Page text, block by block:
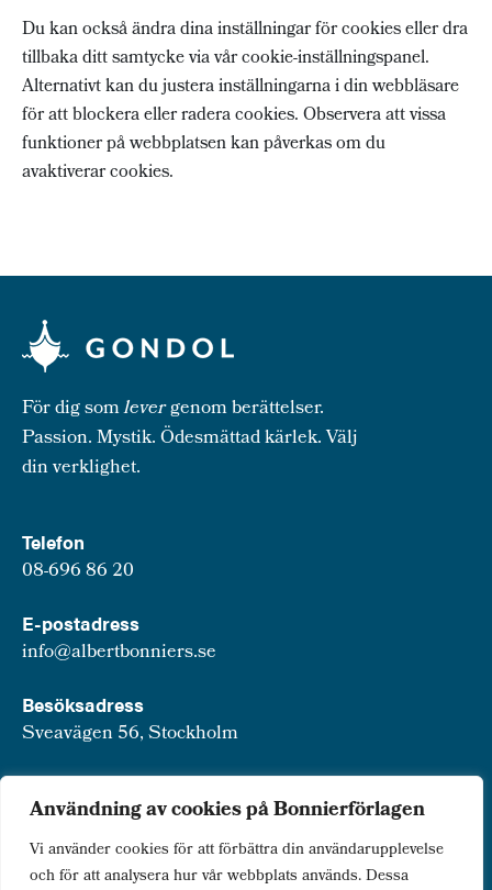
Användning av cookies på Bonnierförlagen
Vi använder cookies för att förbättra din användarupplevelse
och för att analysera hur vår webbplats används. Dessa
Du kan också ändra dina inställningar för cookies eller dra
tillbaka ditt samtycke via vår cookie-inställningspanel.
Alternativt kan du justera inställningarna i din webbläsare
för att blockera eller radera cookies. Observera att vissa
funktioner på webbplatsen kan påverkas om du
avaktiverar cookies.
För dig somlevergenom berättelser.
Passion. Mystik. Ödesmättad kärlek. Välj
din verklighet.
Telefon
08-696 86 20
E-postadress
info@albertbonniers.se
Besöksadress
Sveavägen 56, Stockholm
Box 3159, 103 63 Stockholm